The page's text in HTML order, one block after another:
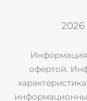
Информация,
офертой.